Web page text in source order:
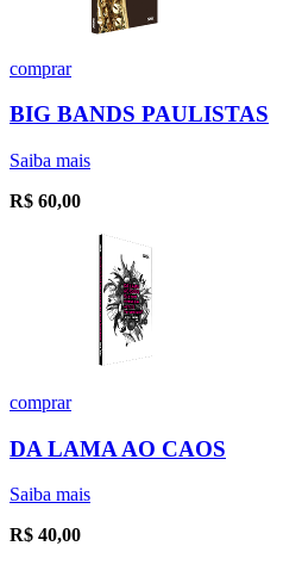
comprar
BIG BANDS PAULISTAS
Saiba mais
R$ 60,00
comprar
DA LAMA AO CAOS
Saiba mais
R$ 40,00